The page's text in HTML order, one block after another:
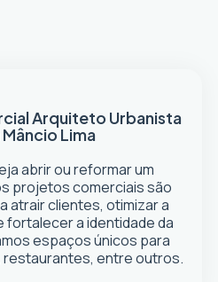
Arquiteto Urbanista
Lima
abrir ou reformar um
projetos comerciais são
atrair clientes, otimizar a
fortalecer a identidade da
espaços únicos para
entre outros.